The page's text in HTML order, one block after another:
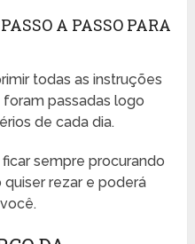
A PASSO PARA
todas as instruções
passadas logo
de cada dia.
sempre procurando
rezar e poderá